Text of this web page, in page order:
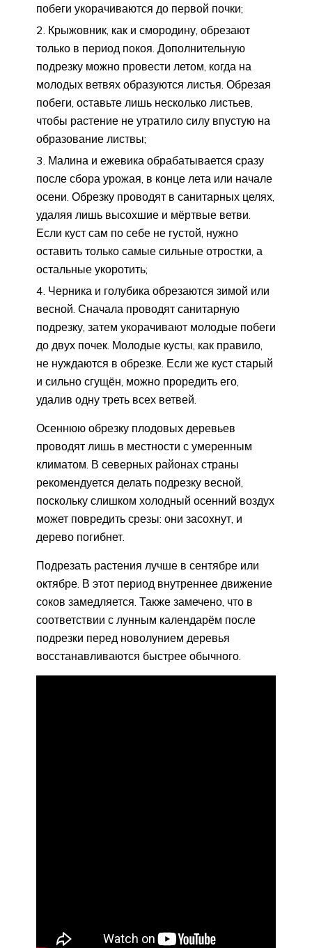
побеги укорачиваются до первой почки;
Крыжовник, как и смородину, обрезают
только в период покоя. Дополнительную
подрезку можно провести летом, когда на
молодых ветвях образуются листья. Обрезая
побеги, оставьте лишь несколько листьев,
чтобы растение не утратило силу впустую на
образование листвы;
Малина и ежевика обрабатывается сразу
после сбора урожая, в конце лета или начале
осени. Обрезку проводят в санитарных целях,
удаляя лишь высохшие и мёртвые ветви.
Если куст сам по себе не густой, нужно
оставить только самые сильные отростки, а
остальные укоротить;
Черника и голубика обрезаются зимой или
весной. Сначала проводят санитарную
подрезку, затем укорачивают молодые побеги
до двух почек. Молодые кусты, как правило,
не нуждаются в обрезке. Если же куст старый
и сильно сгущён, можно проредить его,
удалив одну треть всех ветвей.
Осеннюю обрезку плодовых деревьев
проводят лишь в местности с умеренным
климатом. В северных районах страны
рекомендуется делать подрезку весной,
поскольку слишком холодный осенний воздух
может повредить срезы: они засохнут, и
дерево погибнет.
Подрезать растения лучше в сентябре или
октябре. В этот период внутреннее движение
соков замедляется. Также замечено, что в
соответствии с лунным календарём после
подрезки перед новолунием деревья
восстанавливаются быстрее обычного.